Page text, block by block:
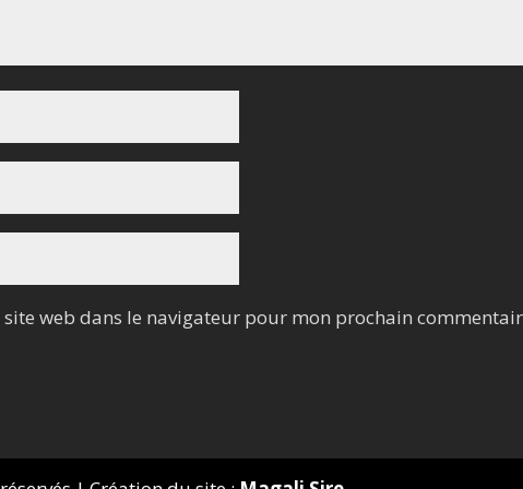
web dans le navigateur pour mon prochain